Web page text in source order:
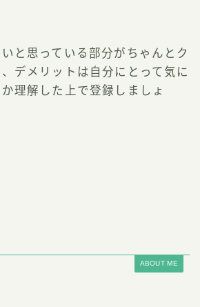
と思っている部分がちゃんとク
デメリットは自分にとって気に
理解した上で登録しましょ
ABOUT ME